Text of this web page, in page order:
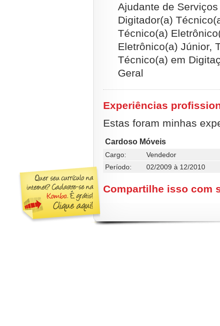
Ajudante de
Digitador(a)
Técnico(a)
Eletrônico(a) Júnior,
Técnico(a) em
Geral
Experiências
Estas foram minhas
Cardoso Móveis
Cargo:
Vendedor
Período:
02/2009 à 12/2010
Compartilhe isso com